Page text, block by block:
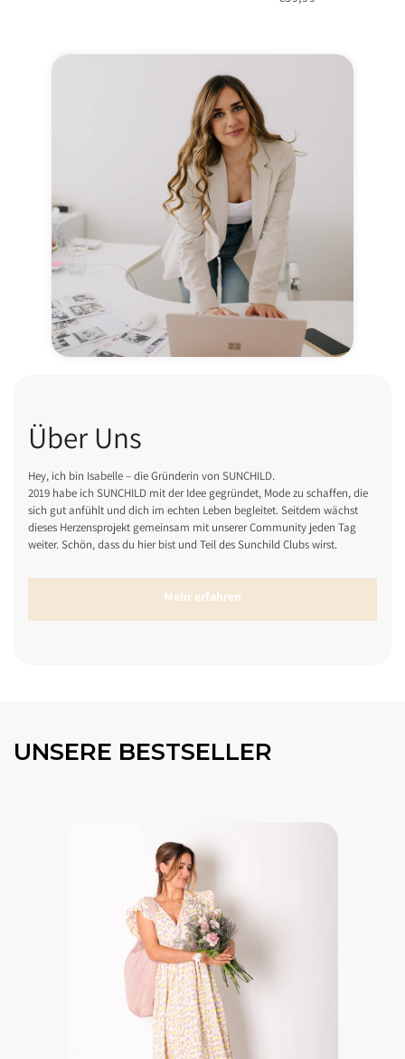
Über Uns
Hey, ich bin Isabelle – die Gründerin von SUNCHILD.
2019 habe ich SUNCHILD mit der Idee gegründet, Mode zu schaffen, die
sich gut anfühlt und dich im echten Leben begleitet. Seitdem wächst
dieses Herzensprojekt gemeinsam mit unserer Community jeden Tag
weiter. Schön, dass du hier bist und Teil des Sunchild Clubs wirst.
Mehr erfahren
UNSERE BESTSELLER